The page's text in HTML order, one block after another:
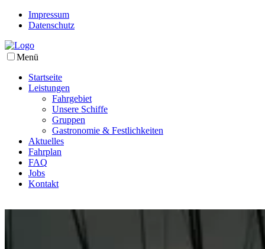
Impressum
Datenschutz
Menü
Startseite
Leistungen
Fahrgebiet
Unsere Schiffe
Gruppen
Gastronomie & Festlichkeiten
Aktuelles
Fahrplan
FAQ
Jobs
Kontakt